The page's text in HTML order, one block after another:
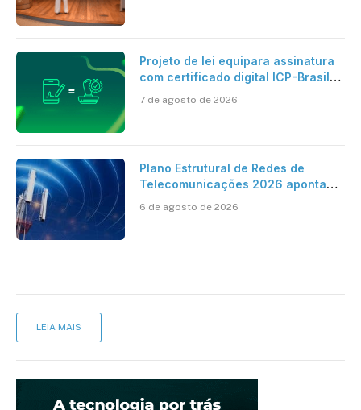
Projeto de lei equipara assinatura
com certificado digital ICP-Brasil
cartório
7 de agosto de 2026
Plano Estrutural de Redes de
Telecomunicações 2026 aponta
mantém desafio
6 de agosto de 2026
LEIA MAIS